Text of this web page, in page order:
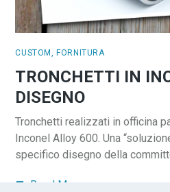
CUSTOM , FORNITURA
TRONCHETTI IN
DISEGNO
Tronchetti realizzati in officina
Inconel Alloy 600. Una
specifico disegno della
Read More